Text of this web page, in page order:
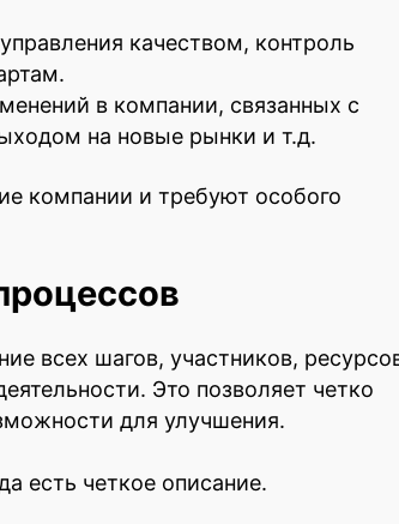
качеством, контроль
в компании, связанных с
на новые рынки и т.д.
компании и требуют особого
всех шагов, участников,
Это позволяет четко
для улучшения.
есть четкое описание.